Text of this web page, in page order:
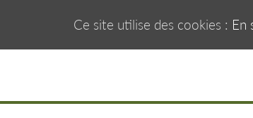
Ce site utilise des cookies : En